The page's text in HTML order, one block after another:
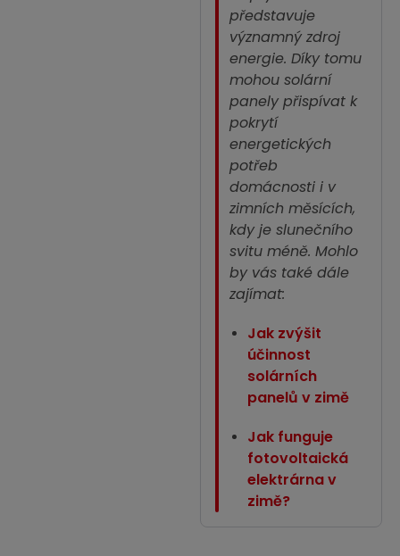
představuje
významný zdroj
energie. Díky tomu
mohou solární
panely přispívat k
pokrytí
energetických
potřeb
domácnosti i v
zimních měsících,
kdy je slunečního
svitu méně. Mohlo
by vás také dále
zajímat:
Jak zvýšit
účinnost
solárních
panelů v zimě
Jak funguje
fotovoltaická
elektrárna v
zimě?